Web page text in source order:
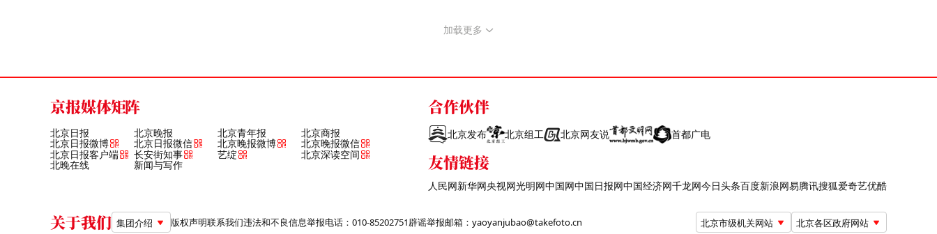
加载更多
京报媒体矩阵
北京日报 北京晚报 北京青年报 北京商报
北京日报微博 北京日报微信 北京晚报微博
北京晚报微信
北京日报客户端
长安街知事 艺绽 北京深读空间
北晚在线 新闻与写作
合作伙伴
北京发布 北京组工 北京网友说 首都广电
友情链接
人民网新华网央视网光明网中国网中国日报网中国经济网千龙网今日头条百度新浪网易腾讯搜狐爱奇艺优酷
关于我们 集团介绍 版权声明联系我们违法和不良信息举报电话：010-85202751辟谣举报邮箱：yaoyanjubao@takefoto.cn 北京市级机关网站 北京各区政府网站